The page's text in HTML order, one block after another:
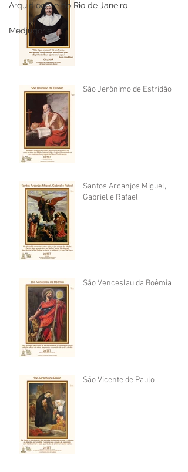
Arquidiocese do Rio de Janeiro
Medjugorje
São Jerônimo de Estridão
Santos Arcanjos Miguel,
Gabriel e Rafael
São Venceslau da Boêmia
São Vicente de Paulo